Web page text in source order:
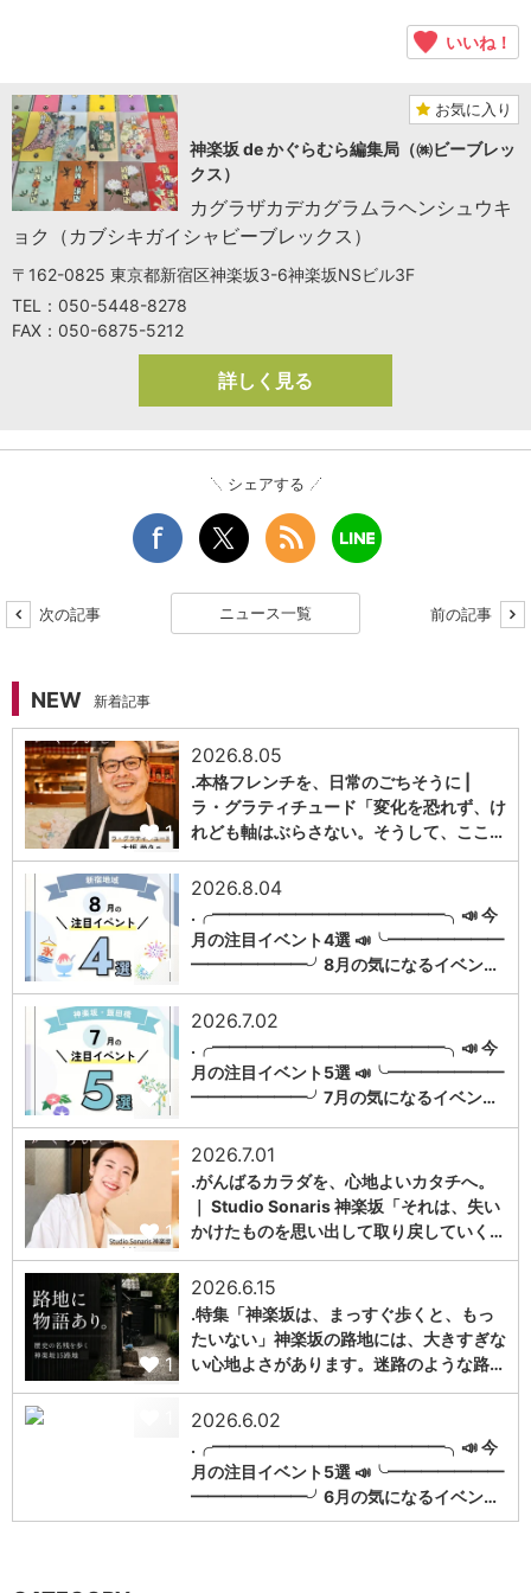
いいね！
お気に入り
神楽坂 de かぐらむら編集局（㈱ビーブレッ
クス）
カグラザカデカグラムラヘンシュウキ
ョク（カブシキガイシャビーブレックス）
〒162-0825 東京都新宿区神楽坂3-6神楽坂NSビル3F
TEL：050-5448-8278
FAX：050-6875-5212
詳しく見る
シェアする
次の記事 ニュース一覧 前の記事
NEW 新着記事
1
2026.8.05
.本格フレンチを、日常のごちそうに |
ラ・グラティチュード「変化を恐れず、け
れども軸はぶらさない。そうして、ここ…
1
2026.8.04
.╭━━━━━━━━━━━━━━╮📣 今
月の注目イベント4選 📣╰━━━━━━━
━━━━━━━╯8月の気になるイベン…
1
2026.7.02
.╭━━━━━━━━━━━━━━╮📣 今
月の注目イベント5選 📣╰━━━━━━━
━━━━━━━╯7月の気になるイベン…
1
2026.7.01
.がんばるカラダを、心地よいカタチへ。
｜ Studio Sonaris 神楽坂「それは、失い
かけたものを思い出して取り戻していく…
1
2026.6.15
.特集「神楽坂は、まっすぐ歩くと、もっ
たいない」神楽坂の路地には、大きすぎな
い心地よさがあります。迷路のような路…
2026.6.02
.╭━━━━━━━━━━━━━━╮📣 今
月の注目イベント5選 📣╰━━━━━━━
━━━━━━━╯6月の気になるイベン…